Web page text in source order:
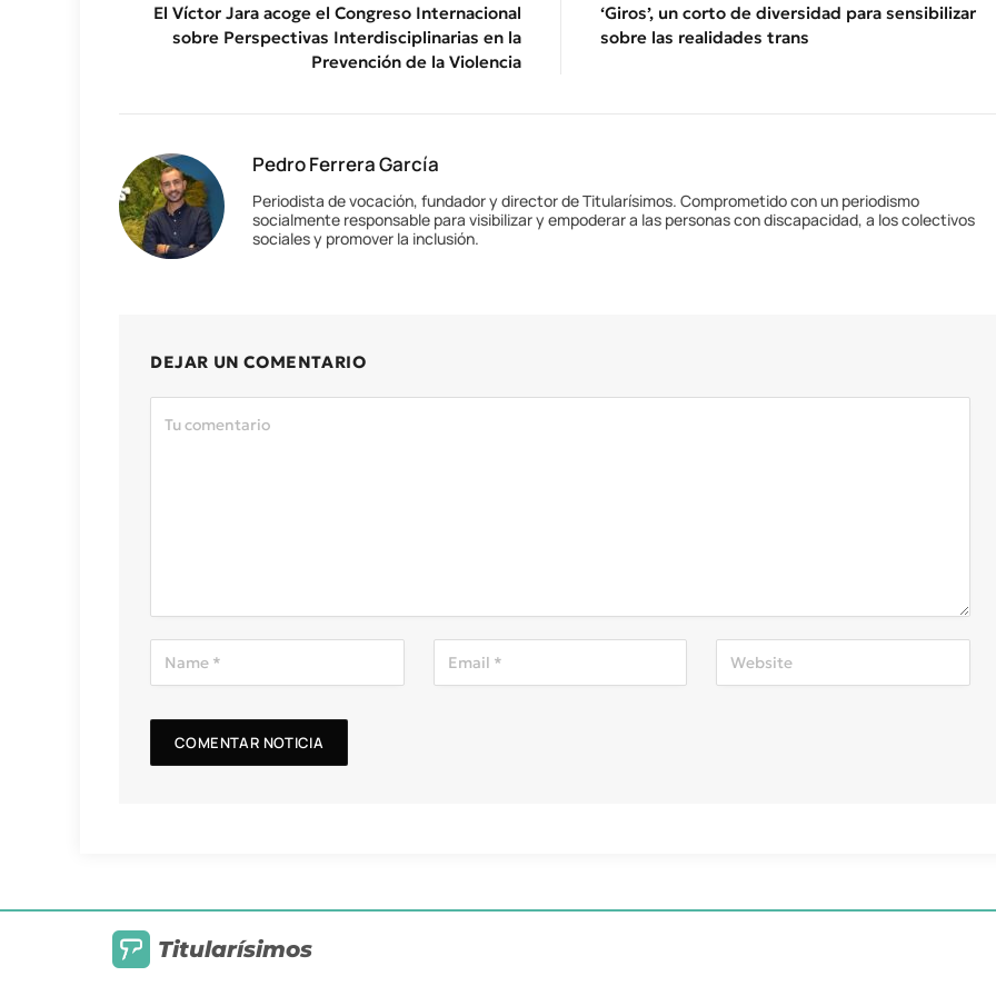
El Víctor Jara acoge el Congreso Internacional
sobre Perspectivas Interdisciplinarias en la
Prevención de la Violencia
‘Giros’, un corto de diversidad para sensibilizar
sobre las realidades trans
Pedro Ferrera García
Periodista de vocación, fundador y director de Titularísimos. Comprometido con un periodismo
socialmente responsable para visibilizar y empoderar a las personas con discapacidad, a los colectivos
sociales y promover la inclusión.
DEJAR UN COMENTARIO
Titularísimos